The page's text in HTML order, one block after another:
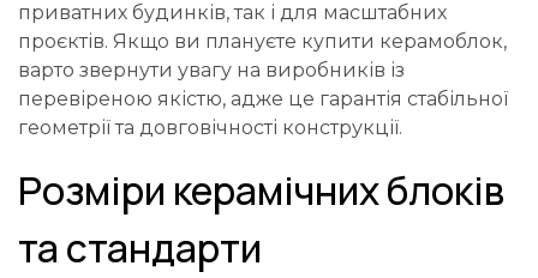
приватних будинків, так і для масштабних
проєктів. Якщо ви плануєте купити керамоблок,
варто звернути увагу на виробників із
перевіреною якістю, адже це гарантія стабільної
геометрії та довговічності конструкції.
Розміри керамічних блоків
та стандарти